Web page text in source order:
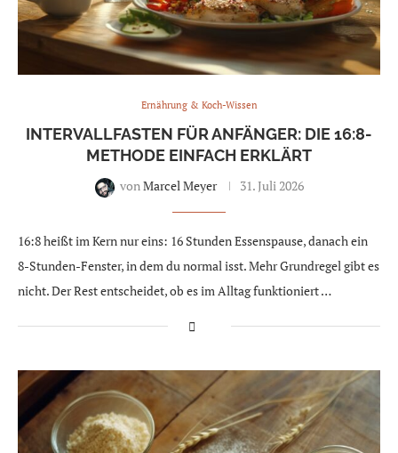
Ernährung & Koch-Wissen
INTERVALLFASTEN FÜR ANFÄNGER: DIE 16:8-
METHODE EINFACH ERKLÄRT
vonMarcel Meyer 31. Juli 2026
16:8 heißt im Kern nur eins: 16 Stunden Essenspause, danach ein
8-Stunden-Fenster, in dem du normal isst. Mehr Grundregel gibt es
nicht. Der Rest entscheidet, ob es im Alltag funktioniert …